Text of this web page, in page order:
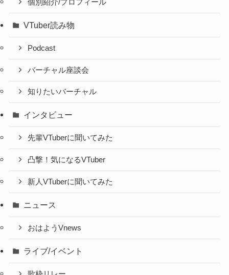
個別紹介/プロフィール
VTuber読み物
Podcast
バーチャル座談会
知りたいバーチャル
インタビュー
先輩VTuberに聞いてみた
凸撃！気になるVTuber
新人VTuberに聞いてみた
ニュース
おはようVnews
ライブ/イベント